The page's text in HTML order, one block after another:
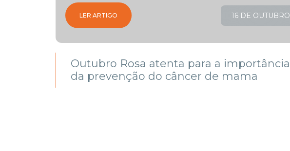
LER ARTIGO 16 DE OUTUBRO
Outubro Rosa atenta para a importância
da prevenção do câncer de mama